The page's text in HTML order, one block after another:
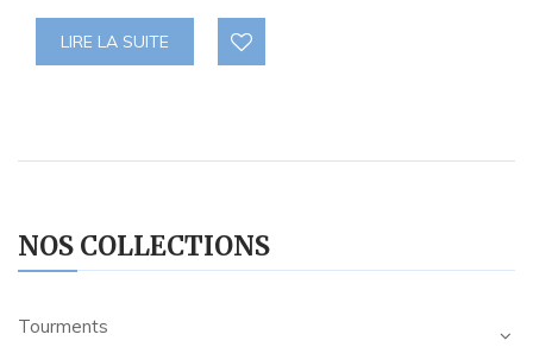
NOS COLLECTIONS
Tourments
LIRE LA SUITE